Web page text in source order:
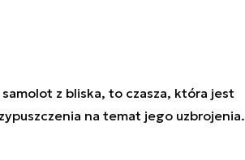
z bliska, to czasza, która jest
na temat jego uzbrojenia.